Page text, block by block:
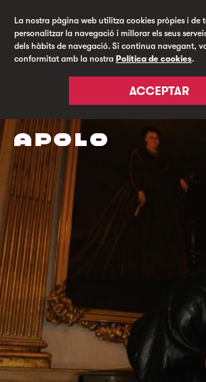
La nostra pàgina web utilitza cookies pròpies i de
personalitzar la navegació i millorar els seus
dels hàbits de navegació. Si continua navegant,
conformitat amb la nostra Política de cookies.
ACCEPTAR